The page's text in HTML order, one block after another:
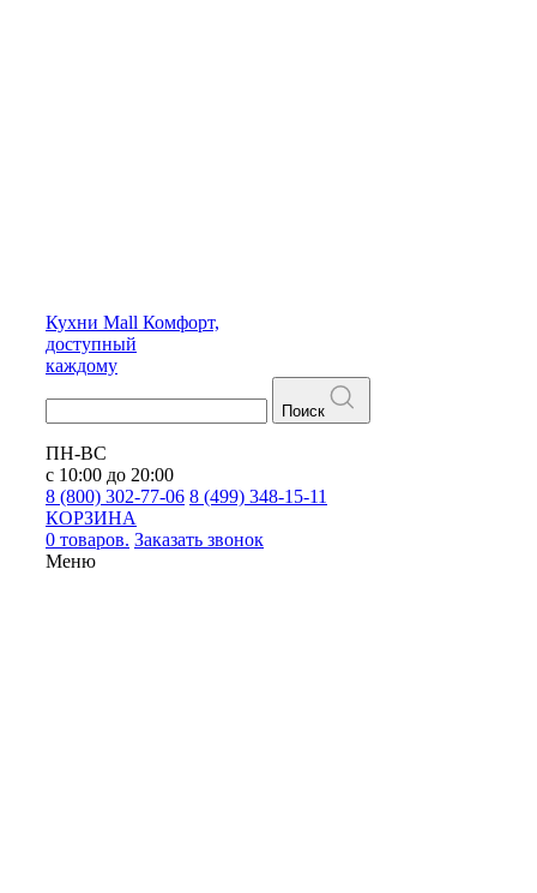
Кухни Mall Комфорт,
доступный
каждому
Поиск
ПН-ВС
с 10:00 до 20:00
8 (800) 302-77-06 8 (499) 348-15-11
КОРЗИНА
0 товаров. Заказать звонок
Меню